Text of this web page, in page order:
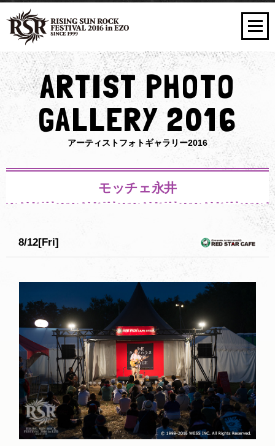
ARTIST PHOTO
GALLERY 2016
アーティストフォトギャラリー2016
モッチェ永井
8/12[Fri]